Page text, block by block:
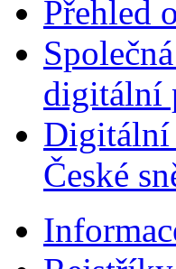
Přehled
digitální
Digitální
České